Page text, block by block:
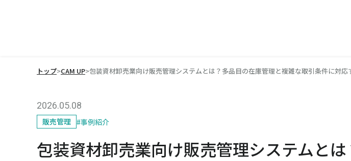
トップ>CAM UP>包装資材卸売業向け販売管理システムとは？多品目の在庫管理と複雑な取引条件に対応
2026.05.08
販売管理 #事例紹介
包装資材卸売業向け販売管理システムと